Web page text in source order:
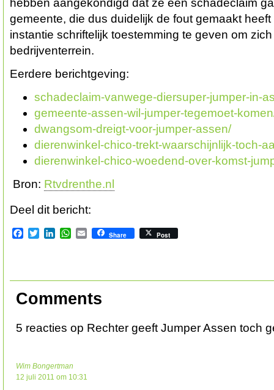
hebben aangekondigd dat ze een schadeclaim
gemeente, die dus duidelijk de fout gemaakt
instantie schriftelijk toestemming te geven om
bedrijventerrein.
Eerdere berichtgeving:
schadeclaim-vanwege-diersuper-jumper-in-
gemeente-assen-wil-jumper-tegemoet-
dwangsom-dreigt-voor-jumper-assen/
dierenwinkel-chico-trekt-waarschijnlijk-toch-
dierenwinkel-chico-woedend-over-komst-
Bron: Rtvdrenthe.nl
Deel dit bericht:
Facebook
TwitterLinkedInWhatsApp
EmailShare Post
Comments
5 reacties op Rechter geeft Jumper Assen toch
Wim Bongertman
12 juli 2011 om 10:31